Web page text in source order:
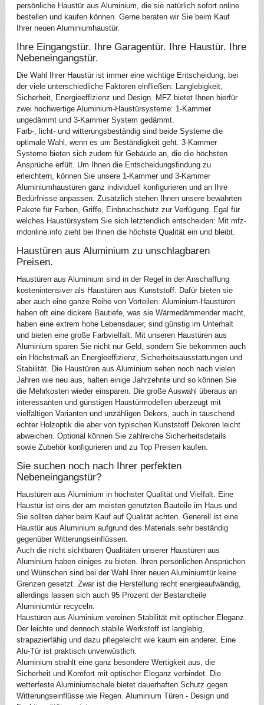
persönliche Haustür aus Aluminium, die sie natürlich sofort online
bestellen und kaufen können. Gerne beraten wir Sie beim Kauf
Ihrer neuen Aluminiumhaustür.
Ihre Eingangstür. Ihre Garagentür. Ihre Haustür. Ihre
Nebeneingangstür.
Die Wahl Ihrer Haustür ist immer eine wichtige Entscheidung, bei
der viele unterschiedliche Faktoren einfließen: Langlebigkeit,
Sicherheit, Energieeffizienz und Design. MFZ bietet Ihnen hierfür
zwei hochwertige Aluminium-Haustürsysteme: 1-Kammer
ungedämmt und 3-Kammer System gedämmt.
Farb-, licht- und witterungsbeständig sind beide Systeme die
optimale Wahl, wenn es um Beständigkeit geht. 3-Kammer
Systeme bieten sich zudem für Gebäude an, die die höchsten
Ansprüche erfült. Um Ihnen die Entscheidungsfindung zu
erleichtern, können Sie unsere 1-Kammer und 3-Kammer
Aluminiumhaustüren ganz individuell konfigurieren und an Ihre
Bedürfnisse anpassen. Zusätzlich stehen Ihnen unsere bewährten
Pakete für Farben, Griffe, Einbruchschutz zur Verfügung. Egal für
welches Haustürsystem Sie sich letztendlich entscheiden: Mit mfz-
mdonline.info zieht bei Ihnen die höchste Qualität ein und bleibt.
Haustüren aus Aluminium zu unschlagbaren
Preisen.
Haustüren aus Aluminium sind in der Regel in der Anschaffung
kostenintensiver als Haustüren aus Kunststoff. Dafür bieten sie
aber auch eine ganze Reihe von Vorteilen. Aluminium-Haustüren
haben oft eine dickere Bautiefe, was sie Wärmedämmender macht,
haben eine extrem hohe Lebensdauer, sind günstig im Unterhalt
und bieten eine große Farbvielfalt. Mit unseren Haustüren aus
Aluminium sparen Sie nicht nur Geld, sondern Sie bekommen auch
ein Höchstmaß an Energieeffizienz, Sicherheitsausstattungen und
Stabilität. Die Haustüren aus Aluminium sehen noch nach vielen
Jahren wie neu aus, halten einige Jahrzehnte und so können Sie
die Mehrkosten wieder einsparen. Die große Auswahl überaus an
interessanten und günstigen Haustürmodellen überzeugt mit
vielfältigen Varianten und unzähligen Dekors, auch in täuschend
echter Holzoptik die aber von typischen Kunststoff Dekoren leicht
abweichen. Optional können Sie zahlreiche Sicherheitsdetails
sowie Zubehör konfigurieren und zu Top Preisen kaufen.
Sie suchen noch nach Ihrer perfekten
Nebeneingangstür?
Haustüren aus Aluminium in höchster Qualität und Vielfalt. Eine
Haustür ist eins der am meisten genutzten Bauteile im Haus und
Sie sollten daher beim Kauf auf Qualität achten. Generell ist eine
Haustür aus Aluminium aufgrund des Materials sehr beständig
gegenüber Witterungseinflüssen.
Auch die nicht sichtbaren Qualitäten unserer Haustüren aus
Aluminium haben einiges zu bieten. Ihren persönlichen Ansprüchen
und Wünschen sind bei der Wahl Ihrer neuen Aluminiumtür keine
Grenzen gesetzt. Zwar ist die Herstellung recht energieaufwändig,
allerdings lassen sich auch 95 Prozent der Bestandteile
Aluminiumtür recyceln.
Haustüren aus Aluminium vereinen Stabilität mit optischer Eleganz.
Der leichte und dennoch stabile Werkstoff ist langlebig,
strapazierfähig und dazu pflegeleicht wie kaum ein anderer. Eine
Alu-Tür ist praktisch unverwüstlich.
Aluminium strahlt eine ganz besondere Wertigkeit aus, die
Sicherheit und Komfort mit optischer Eleganz verbindet. Die
wetterfeste Aluminiumschale bietet dauerhaften Schutz gegen
Witterungseinflüsse wie Regen. Aluminium Türen - Design und